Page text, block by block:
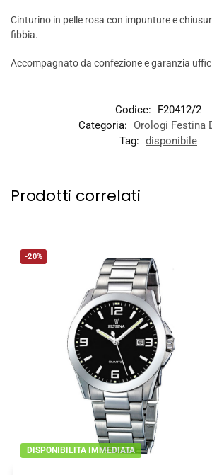
Cinturino in pelle rosa con impunture e
fibbia.
Accompagnato da confezione e garanzia
Codice:
F20412/2
Categoria:
Orologi Festina
Tag: disponibile
Prodotti correlati
-20%
DISPONIBILITA IMMEDIATA